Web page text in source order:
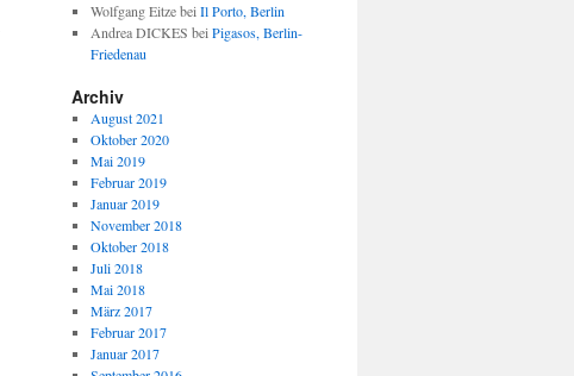
Wolfgang Eitzebei Il Porto, Berlin
Andrea DICKES bei Pigasos, Berlin-
Friedenau
Archiv
August 2021
Oktober 2020
Mai 2019
Februar 2019
Januar 2019
November 2018
Oktober 2018
Juli 2018
Mai 2018
März 2017
Februar 2017
Januar 2017